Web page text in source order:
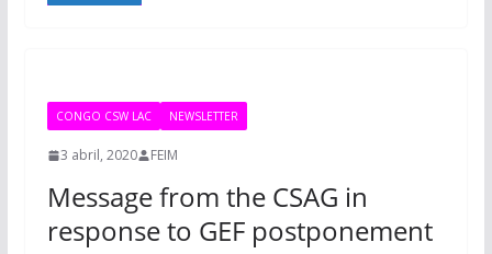
CONGO CSW LAC NEWSLETTER
3 abril, 2020 FEIM
Message from the CSAG in
response to GEF postponement